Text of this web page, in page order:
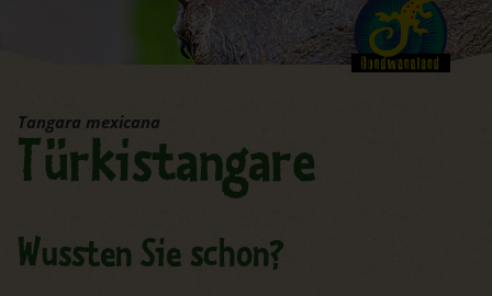
Tangara mexicana
Türkistangare
Wussten Sie schon?